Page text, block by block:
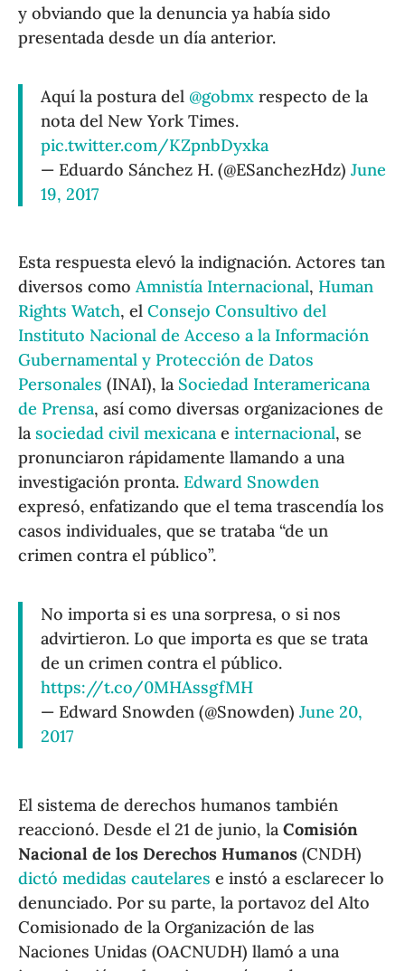
y obviando que la denuncia ya había sido
presentada desde un día anterior.
Aquí la postura del @gobmx respecto de la
nota del New York Times.
pic.twitter.com/KZpnbDyxka
— Eduardo Sánchez H. (@ESanchezHdz)June
19, 2017
Esta respuesta elevó la indignación. Actores tan
diversos comoAmnistía Internacional, Human
Rights Watch, elConsejo Consultivo del
Instituto Nacional de Acceso a la Información
Gubernamental y Protección de Datos
Personales (INAI), la Sociedad Interamericana
de Prensa, así como diversas organizaciones de
la sociedad civil mexicana einternacional, se
pronunciaron rápidamente llamando a una
investigación pronta. Edward Snowden
expresó, enfatizando que el tema trascendía los
casos individuales, que se trataba “de un
crimen contra el público”.
No importa si es una sorpresa, o si nos
advirtieron. Lo que importa es que se trata
de un crimen contra el público.
https://t.co/0MHAssgfMH
— Edward Snowden (@Snowden)June 20,
2017
El sistema de derechos humanos también
reaccionó. Desde el 21 de junio, laComisión
Nacional de los Derechos Humanos (CNDH)
dictó medidas cautelares e instó a esclarecer lo
denunciado. Por su parte, la portavoz del Alto
Comisionado de la Organización de las
Naciones Unidas (OACNUDH) llamó a una